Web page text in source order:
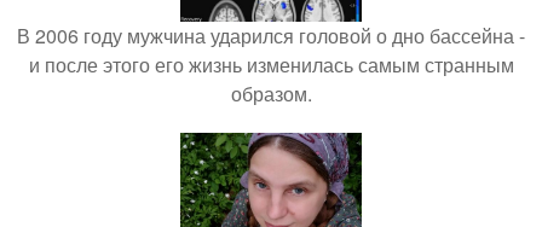
В 2006 году мужчина ударился головой о дно бассейна -
и после этого его жизнь изменилась самым странным
образом.